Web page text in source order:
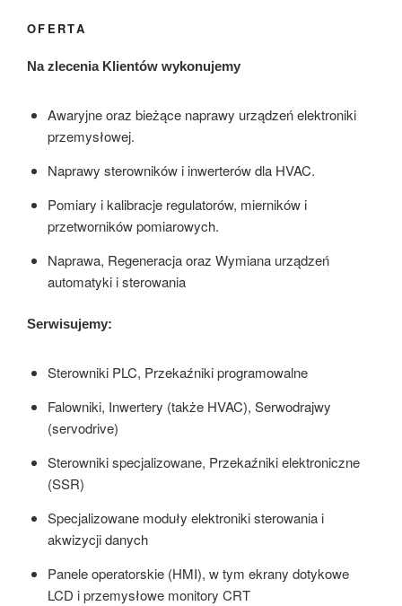
OFERTA
Na zlecenia Klientów wykonujemy
Awaryjne oraz bieżące naprawy urządzeń elektroniki
przemysłowej.
Naprawy sterowników i inwerterów dla HVAC.
Pomiary i kalibracje regulatorów, mierników i
przetworników pomiarowych.
Naprawa, Regeneracja oraz Wymiana urządzeń
automatyki i sterowania
Serwisujemy:
Sterowniki PLC, Przekaźniki programowalne
Falowniki, Inwertery (także HVAC), Serwodrajwy
(servodrive)
Sterowniki specjalizowane, Przekaźniki elektroniczne
(SSR)
Specjalizowane moduły elektroniki sterowania i
akwizycji danych
Panele operatorskie (HMI), w tym ekrany dotykowe
LCD i przemysłowe monitory CRT